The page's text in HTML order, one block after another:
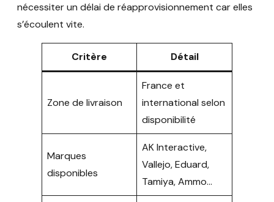
nécessiter un délai de réapprovisionnement car elles
s’écoulent vite.
Critère Détail
Zone de livraison
France et
international selon
disponibilité
Marques
disponibles
AK Interactive,
Vallejo, Eduard,
Tamiya, Ammo…